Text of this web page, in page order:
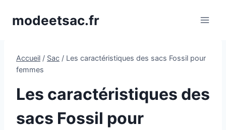
modeetsac.fr
Accueil / Sac / Les caractéristiques des sacs Fossil pour
femmes
Les caractéristiques des
sacs Fossil pour